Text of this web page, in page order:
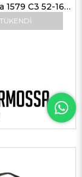
TÜKENDI
Hermossa 1579 C3 52-16 Kadın Güneş Gözlükleri